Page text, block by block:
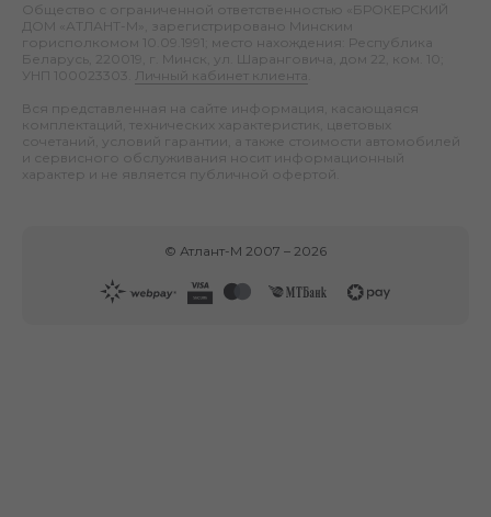
Общество с ограниченной ответственностью «БРОКЕРСКИЙ
ДОМ «АТЛАНТ-М», зарегистрировано Минским
горисполкомом 10.09.1991; место нахождения: Республика
Беларусь, 220019, г. Минск, ул. Шаранговича, дом 22, ком. 10;
УНП 100023303.
Личный кабинет клиента
Вся представленная на сайте информация, касающаяся
комплектаций, технических характеристик, цветовых
сочетаний, условий гарантии, а также стоимости автомобилей
и сервисного обслуживания носит информационный
характер и не является публичной офертой.
© Атлант-М 2007 – 2026